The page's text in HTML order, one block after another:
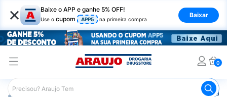
× Baixe o APP e ganhe 5% OFF!
Use o cupom APP5 na primeira compra
Baixar
0
Araujo Infantil Pomada para